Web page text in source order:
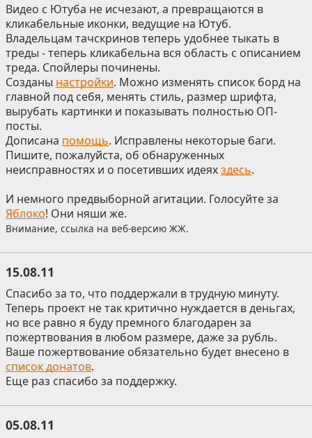
Видео с Ютуба не исчезают, а превращаются в
кликабельные иконки, ведущие на Ютуб.
Владельцам тачскринов теперь удобнее тыкать в
треды - теперь кликабельна вся область с описанием
треда. Спойлеры починены.
Созданы настройки. Можно изменять список борд на
главной под себя, менять стиль, размер шрифта,
вырубать картинки и показывать полностью ОП-
посты.
Дописана помощь. Исправлены некоторые баги.
Пишите, пожалуйста, об обнаруженных
неисправностях и о посетивших идеяхздесь.
И немного предвыборной агитации. Голосуйте за
Яблоко! Они няши же.
Внимание, ссылка на веб-версию ЖЖ.
15.08.11
Спасибо за то, что поддержали в трудную минуту.
Теперь проект не так критично нуждается в деньгах,
но все равно я буду премного благодарен за
пожертвования в любом размере, даже за рубль.
Ваше пожертвование обязательно будет внесено в
список донатов.
Еще раз спасибо за поддержку.
05.08.11